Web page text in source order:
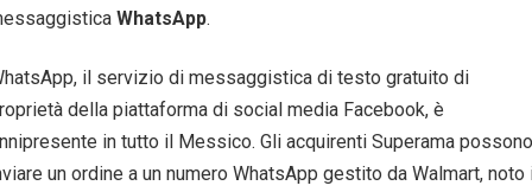
WhatsApp.
il servizio di messaggistica di testo gratuito di
della piattaforma di social media Facebook, è
in tutto il Messico. Gli acquirenti Superama possono
un ordine a un numero WhatsApp gestito da Walmart, noto